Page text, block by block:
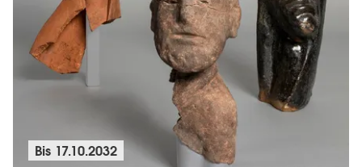
Bis 17.10.2032